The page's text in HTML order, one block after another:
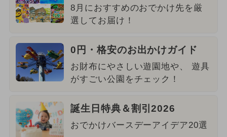
8月におすすめのおでかけ先を厳
選してお届け！
0円・格安のお出かけガイド
お財布にやさしい遊園地や、 遊具
がすごい公園をチェック！
誕生日特典＆割引2026
おでかけバースデーアイデア20選